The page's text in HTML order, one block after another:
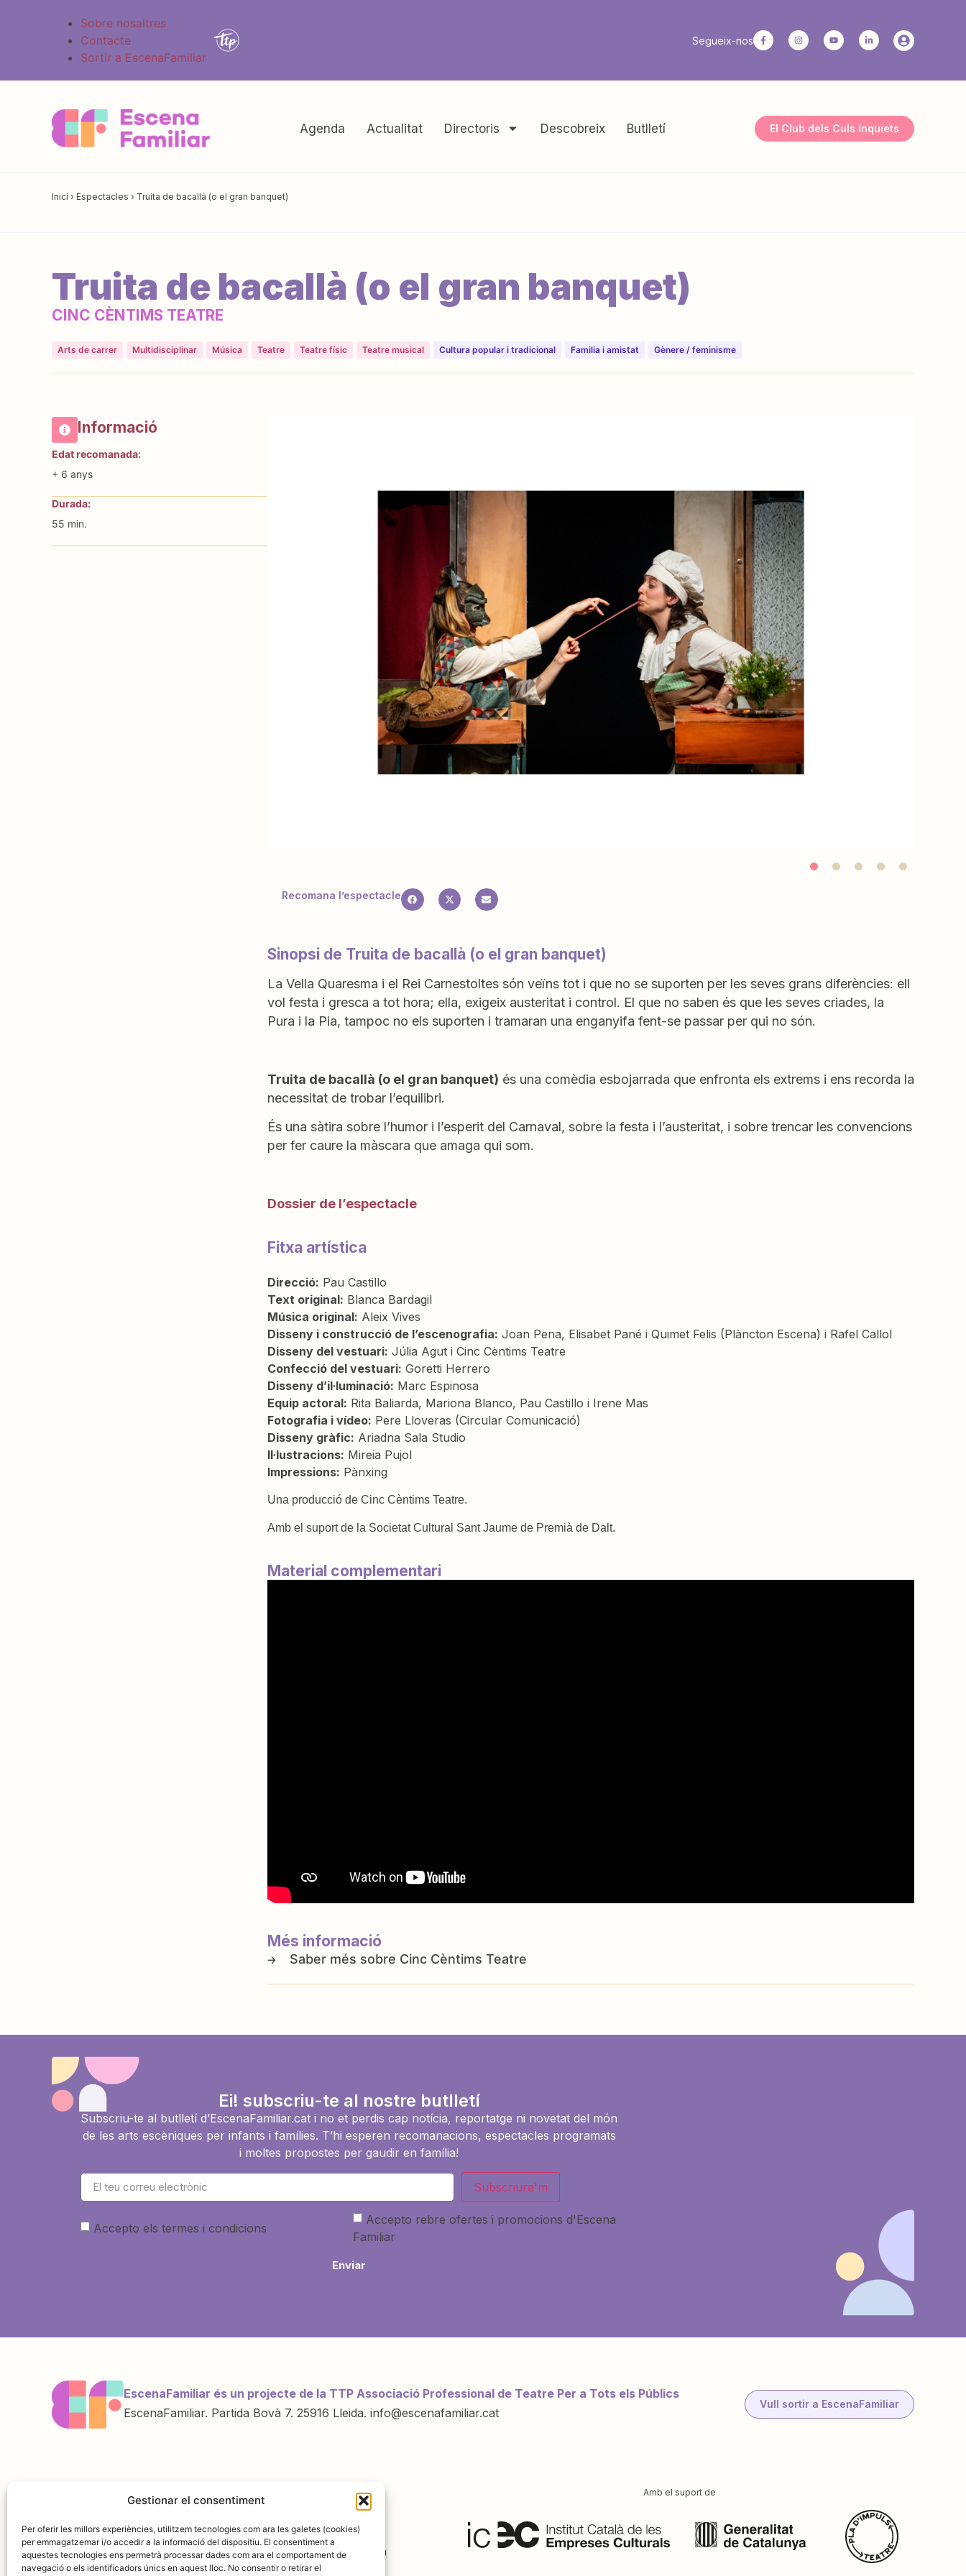
Gestionar el consentiment
Per oferir les millors experiències, utilitzem tecnologies com ara les galetes (cookies)
per emmagatzemar i/o accedir a la informació del dispositiu. El consentiment a
aquestes tecnologies ens permetrà processar dades com ara el comportament de
navegació o els identificadors únics en aquest lloc. No consentir o retirar el
Sobre nosaltres
Contacte
Sortir a EscenaFamiliar
Segueix-nos
Agenda Actualitat Directoris Descobreix Butlletí El Club dels Culs Inquiets
Inici › Espectacles › Truita de bacallà (o el gran banquet)
Truita de bacallà (o el gran banquet)
CINC CÈNTIMS TEATRE
Arts de carrer Multidisciplinar Música Teatre Teatre físic Teatre musical Cultura popular i tradicional ⁠⁠Familia i amistat ⁠⁠Gènere / feminisme
Informació
Edat recomanada:
+ 6 anys
Durada:
55 min.
Recomana l’espectacle
Sinopsi de Truita de bacallà (o el gran banquet)
La Vella Quaresma i el Rei Carnestoltes són veïns tot i que no se suporten per les seves grans diferències: ell
vol festa i gresca a tot hora; ella, exigeix austeritat i control. El que no saben és que les seves criades, la
Pura i la Pia, tampoc no els suporten i tramaran una enganyifa fent-se passar per qui no són.
Truita de bacallà (o el gran banquet) és una comèdia esbojarrada que enfronta els extrems i ens recorda la
necessitat de trobar l’equilibri.
És una sàtira sobre l’humor i l’esperit del Carnaval, sobre la festa i l’austeritat, i sobre trencar les convencions
per fer caure la màscara que amaga qui som.
Dossier de l’espectacle
Fitxa artística
Direcció: Pau Castillo
Text original: Blanca Bardagil
Música original: Aleix Vives
Disseny i construcció de l’escenografia: Joan Pena, Elisabet Pané i Quimet Felis (Plàncton Escena) i Rafel Callol
Disseny del vestuari: Júlia Agut i Cinc Cèntims Teatre
Confecció del vestuari: Goretti Herrero
Disseny d’il·luminació: Marc Espinosa
Equip actoral: Rita Baliarda, Mariona Blanco, Pau Castillo i Irene Mas
Fotografia i vídeo: Pere Lloveras (Circular Comunicació)
Disseny gràfic: Ariadna Sala Studio
Il·lustracions: Mireia Pujol
Impressions: Pànxing
Una producció de Cinc Cèntims Teatre.
Amb el suport de la Societat Cultural Sant Jaume de Premià de Dalt.
Material complementari
Més informació
Cinc Cèntims Teatre
Ei! subscriu-te al nostre butlletí
Subscriu-te al butlletí d’EscenaFamiliar.cat i no et perdis cap notícia, reportatge ni novetat del món
de les arts escèniques per infants i famílies. T’hi esperen recomanacions, espectacles programats
i moltes propostes per gaudir en família!
Subscriure'm
Accepto els termes i condicions
Accepto rebre ofertes i promocions d'Escena
Familiar
Enviar
EscenaFamiliar és un projecte de la TTP Associació Professional de Teatre Per a Tots els Públics
EscenaFamiliar. Partida Bovà 7. 25916 Lleida. info@escenafamiliar.cat
Vull sortir a EscenaFamiliar
Amb la col·laboració de: Amb el suport de